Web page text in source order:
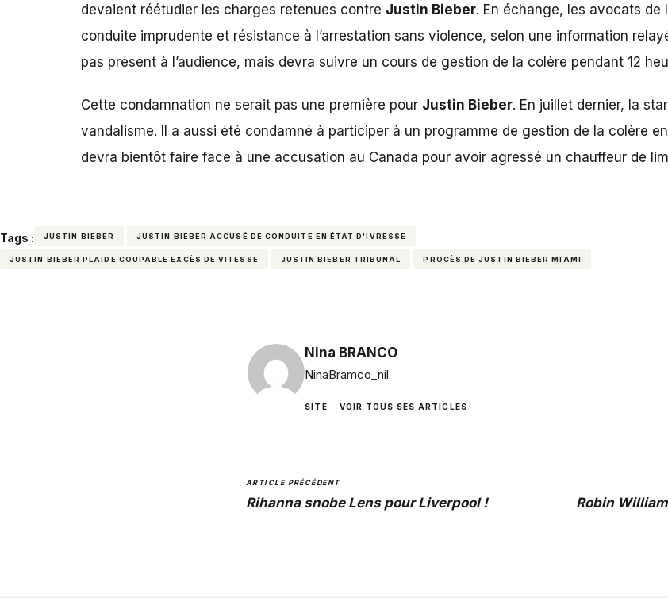
devaient réétudier les charges retenues contre Justin Bieber. En échange, les avocats de
conduite imprudente et résistance à l’arrestation sans violence, selon une information
pas présent à l’audience, mais devra suivre un cours de gestion de la colère pendant 12
Cette condamnation ne serait pas une première pour Justin Bieber. En juillet dernier, la
vandalisme. Il a aussi été condamné à participer à un programme de gestion de la colère
devra bientôt faire face à une accusation au Canada pour avoir agressé un chauffeur de
Tags : JUSTIN BIEBER JUSTIN BIEBER ACCUSÉ DE CONDUITE EN ÉTAT D'IVRESSE
JUSTIN BIEBER PLAIDE COUPABLE EXCÈS DE VITESSE JUSTIN BIEBER TRIBUNAL PROCÈS DE JUSTIN BIEBER MIAMI
Nina BRANCO
NinaBramco_nil
SITE VOIR TOUS SES ARTICLES
ARTICLE PRÉCÉDENT
Rihanna snobe Lens pour Liverpool !
Robin